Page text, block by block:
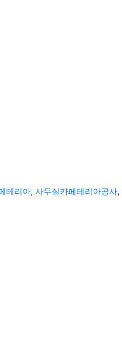
테리아, 사무실카페테리아공사,